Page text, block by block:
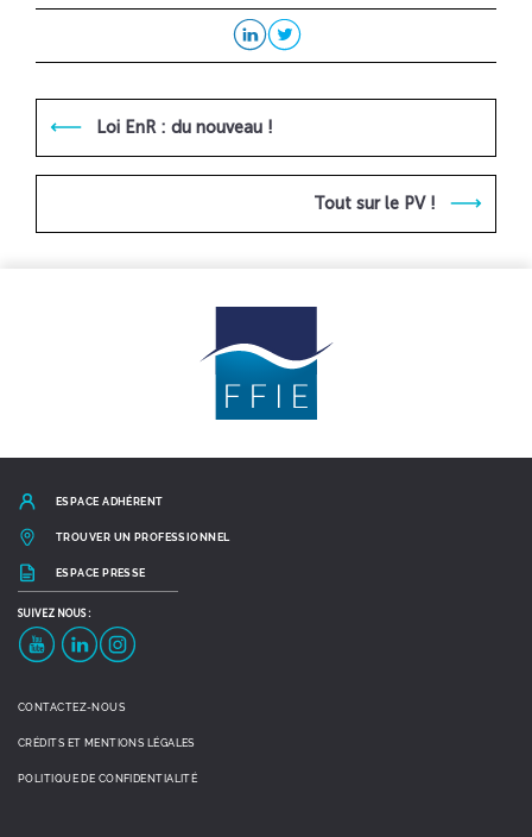
Loi EnR : du nouveau !
Tout sur le PV !
ESPACE ADHÉRENT
TROUVER UN PROFESSIONNEL
ESPACE PRESSE
SUIVEZ NOUS :
CONTACTEZ-NOUS
CRÉDITS ET MENTIONS LÉGALES
POLITIQUE DE CONFIDENTIALITÉ